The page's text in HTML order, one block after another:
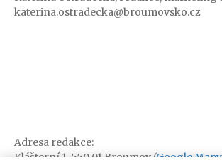
katerina.ostradecka@broumovsko.cz
Adresa redakce:
Klášterní 1, 550 01 Broumov (Google Mapy